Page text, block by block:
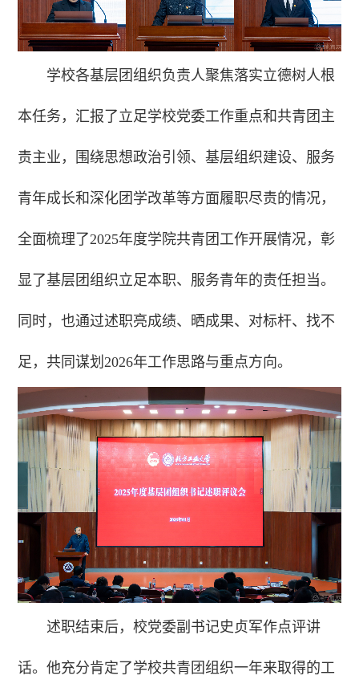
学校各基层团组织负责人聚焦落实立德树人根
本任务，汇报了立足学校党委工作重点和共青团主
责主业，围绕思想政治引领、基层组织建设、服务
青年成长和深化团学改革等方面履职尽责的情况，
全面梳理了2025年度学院共青团工作开展情况，彰
显了基层团组织立足本职、服务青年的责任担当。
同时，也通过述职亮成绩、晒成果、对标杆、找不
足，共同谋划2026年工作思路与重点方向。
述职结束后，校党委副书记史贞军作点评讲
话。他充分肯定了学校共青团组织一年来取得的工